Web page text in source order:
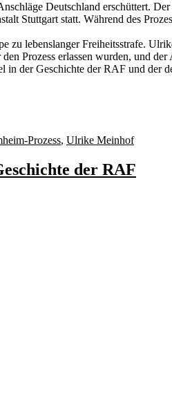
Deutschland erschüttert.
Stuttgart statt. Während des
zu lebenslanger Freiheitsstrafe.
Prozess erlassen wurden, und
der Geschichte der RAF und der
Prozess, Ulrike Meinhof
der RAF